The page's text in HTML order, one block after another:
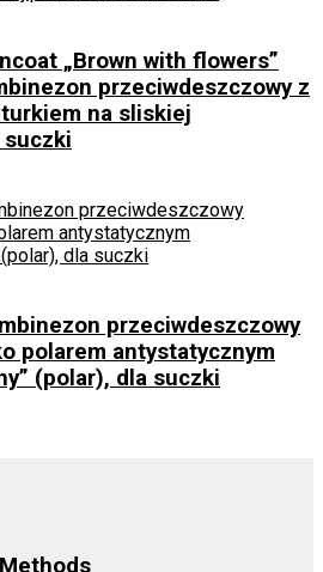
„Brown with flowers”
przeciwdeszczowy z
na sliskiej
suczki
przeciwdeszczowy
polarem antystatycznym
(polar), dla suczki